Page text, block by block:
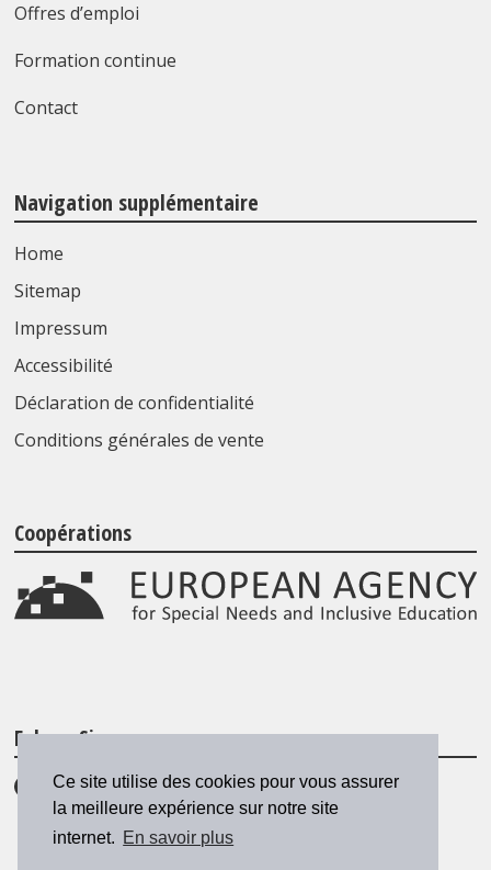
Ce site utilise des cookies pour vous assurer
la meilleure expérience sur notre site
internet. En savoir plus
Offres d’emploi
Formation continue
Contact
Navigation supplémentaire
Home
Sitemap
Impressum
Accessibilité
Déclaration de confidentialité
Conditions générales de vente
Coopérations
Folgen Sie uns